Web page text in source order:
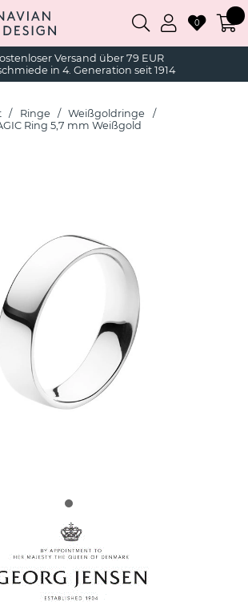
Versand über 79 EUR
in 4. Generation seit 1914
0
Ringe
Weißgoldringe
Ring 5,7 mm Weißgold